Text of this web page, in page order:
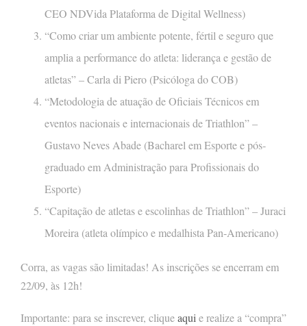
CEO NDVida Plataforma de Digital Wellness)
“Como criar um ambiente potente, fértil e seguro que
amplia a performance do atleta: liderança e gestão de
atletas” – Carla di Piero (Psicóloga do COB)
“Metodologia de atuação de Oficiais Técnicos em
eventos nacionais e internacionais de Triathlon” –
Gustavo Neves Abade (Bacharel em Esporte e pós-
graduado em Administração para Profissionais do
Esporte)
“Capitação de atletas e escolinhas de Triathlon” – Juraci
Moreira (atleta olímpico e medalhista Pan-Americano)
Corra, as vagas são limitadas! As inscrições se encerram em
22/09, às 12h!
Importante: para se inscrever, cliqueaquie realize a “compra”